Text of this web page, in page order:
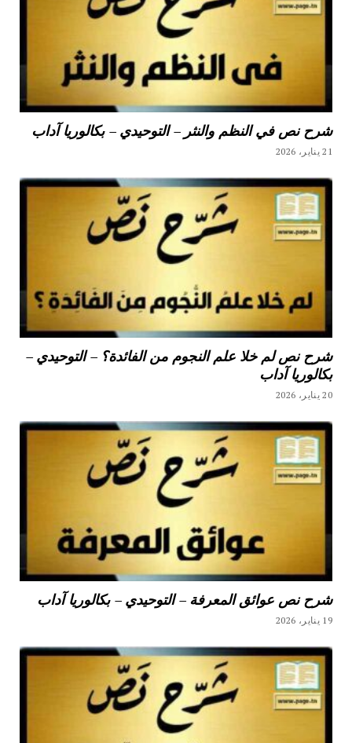
شرح نص في النظم والنثر – التوحيدي – بكالوريا آداب
21 يناير، 2026
شرح نص لم خلا علم النجوم من الفائدة؟ – التوحيدي –
بكالوريا آداب
20 يناير، 2026
شرح نص عوائق المعرفة – التوحيدي – بكالوريا آداب
19 يناير، 2026